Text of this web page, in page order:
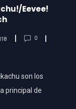
Eevee!
0
son los
principal de